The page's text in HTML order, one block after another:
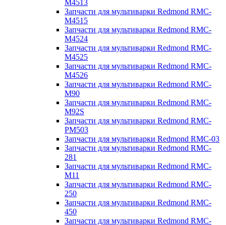
M4513
Запчасти для мультиварки Redmond RMC-
M4515
Запчасти для мультиварки Redmond RMC-
M4524
Запчасти для мультиварки Redmond RMC-
M4525
Запчасти для мультиварки Redmond RMC-
M4526
Запчасти для мультиварки Redmond RMC-
M90
Запчасти для мультиварки Redmond RMC-
M92S
Запчасти для мультиварки Redmond RMC-
PM503
Запчасти для мультиварки Redmond RMC-03
Запчасти для мультиварки Redmond RMC-
281
Запчасти для мультиварки Redmond RMC-
M11
Запчасти для мультиварки Redmond RMC-
250
Запчасти для мультиварки Redmond RMC-
450
Запчасти для мультиварки Redmond RMC-